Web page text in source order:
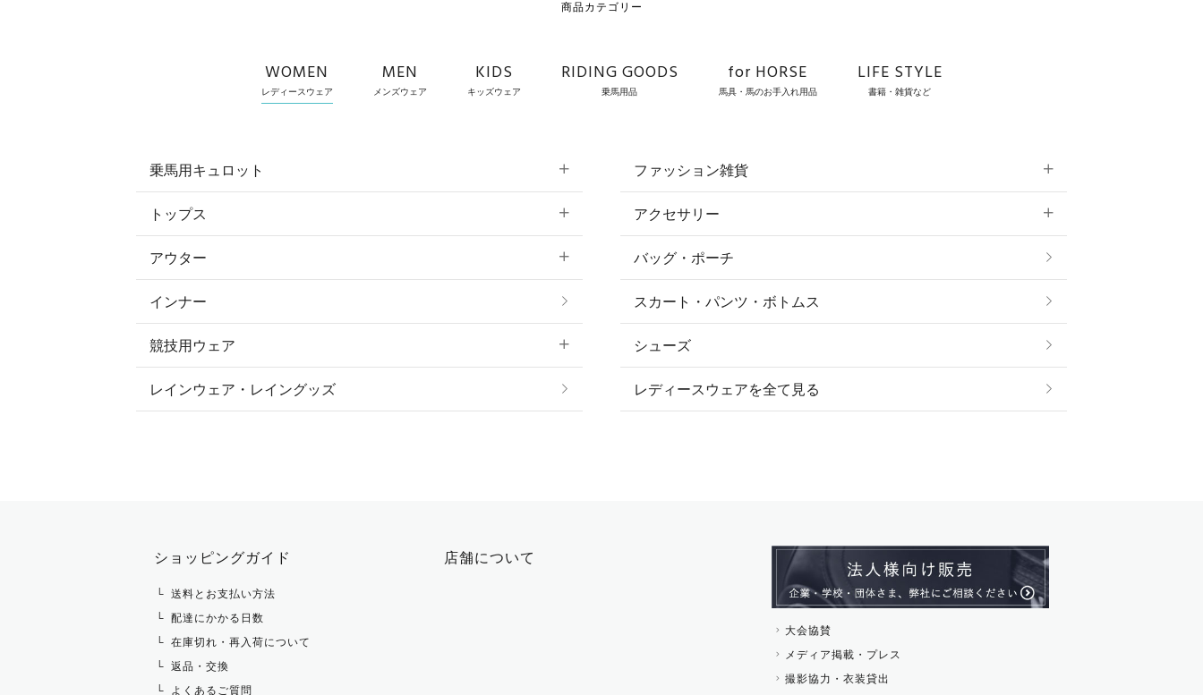
商品カテゴリー
WOMEN
レディースウェア
MEN
メンズウェア
KIDS
キッズウェア
RIDING GOODS
乗馬用品
for HORSE
馬具・馬のお手入れ用品
LIFE STYLE
書籍・雑貨など
乗馬用キュロット
すべてのキュロット
フルグリップ・尻革 キュロット
ニーグリップ・膝革 キュロット
トップス
すべてのトップス
ポロシャツ
カットソー・Tシャツ・タンクトップ
その他 トップス
アウター
すべてのアウター
コート
ジャケット・ブルゾン
インナー
競技用ウェア
すべての競技用ウェア
レインウェア・レイングッズ
ファッション雑貨
すべてのファッション雑貨
ソックス
ベルト
キーホルダー・チャーム・ストラップ
その他 ファッション雑貨
アクセサリー
すべてのアクセサリー
リング
ピアス・イヤリング
その他 アクセサリー
バッグ・ポーチ
スカート・パンツ・ボトムス
シューズ
レディースウェアを全て見る
ショッピングガイド
送料とお支払い方法
配達にかかる日数
在庫切れ・再入荷について
返品・交換
よくあるご質問
店舗について
大会協賛
メディア掲載・プレス
撮影協力・衣装貸出